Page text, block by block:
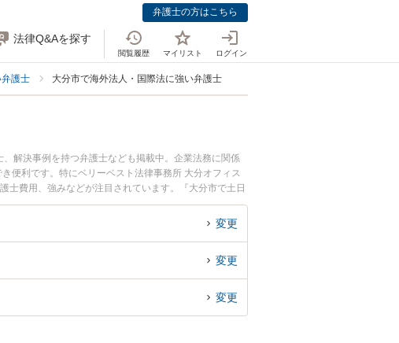
弁護士の方はこちら
法律Q&Aを探す
閲覧履歴 マイリスト ログイン
護士 大分市で海外法人・国際法に強い弁護士
解決事例を持つ弁護士なども掲載中。企業法務に関係
便利です。特にベリーベスト法律事務所 大分オフィス
士費用、強みなどが注目されています。『大分市で土日
豊富な近くの弁護士を検索したい』『初回相談無料で海
変更
変更
変更